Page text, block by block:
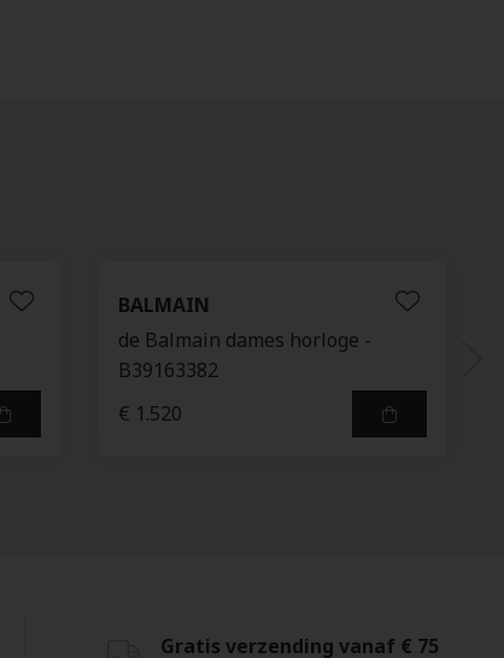
BALMAIN
de Balmain dames horloge -
B39163382
€ 1.520
Gratis verzending vanaf € 75